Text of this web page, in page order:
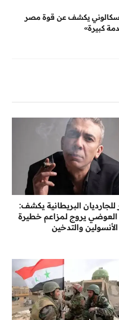
مساعد سكالوني يكشف عن قوة مصر
كبيرة»
للجارديان البريطانية يكشف:
العوضي يروج لمزاعم خطيرة
والتدخين